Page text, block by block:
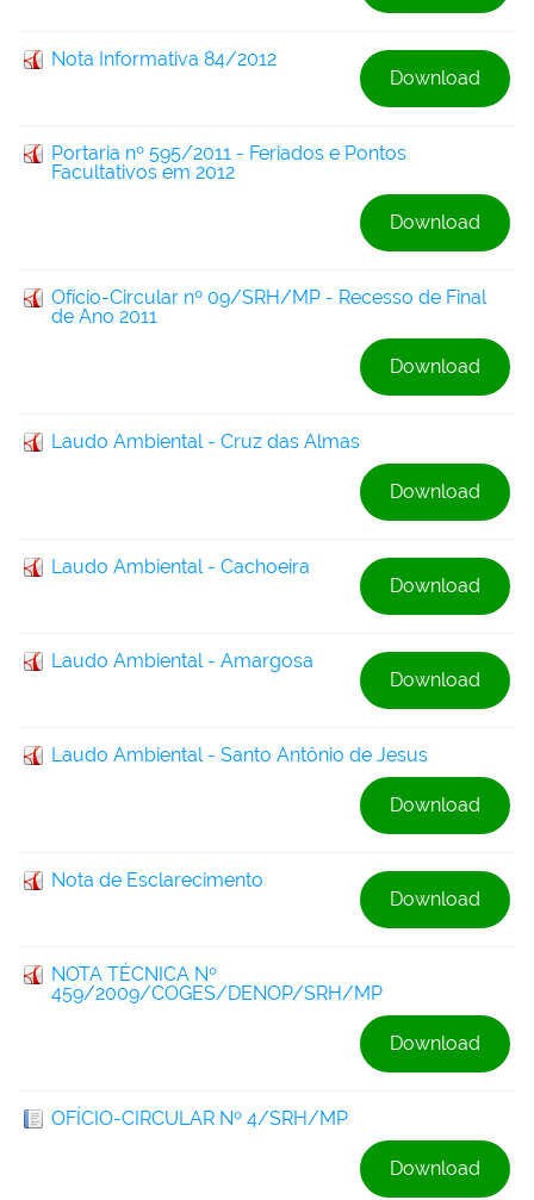
Nota Informativa 84/2012
Download
Portaria nº 595/2011 - Feriados e Pontos
Facultativos em 2012
Download
Ofício-Circular nº 09/SRH/MP - Recesso de Final
de Ano 2011
Download
Laudo Ambiental - Cruz das Almas
Download
Laudo Ambiental - Cachoeira
Download
Laudo Ambiental - Amargosa
Download
Laudo Ambiental - Santo Antônio de Jesus
Download
Nota de Esclarecimento
Download
NOTA TÉCNICA Nº
459/2009/COGES/DENOP/SRH/MP
Download
OFÍCIO-CIRCULAR Nº 4/SRH/MP
Download